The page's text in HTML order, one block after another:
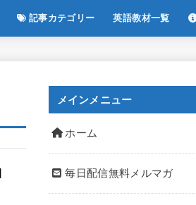
記事カテゴリー 英語教材一覧
メインメニュー
ホーム
毎日配信無料メルマガ